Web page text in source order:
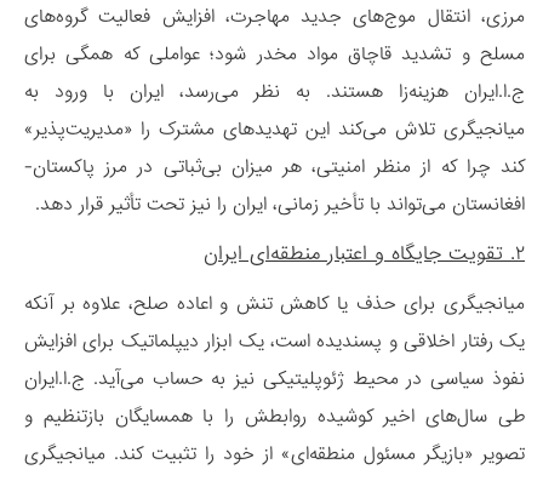
مرزی، انتقال موج‌های جدید مهاجرت، افزایش فعالیت گروه‌های
مسلح و تشدید قاچاق مواد مخدر شود؛ عواملی که همگی برای
ج.ا.ایران هزینه‌زا هستند. به نظر می‌رسد، ایران با ورود به
میانجیگری تلاش می‌کند این تهدیدهای مشترک را «مدیریت‌پذیر»
کند چرا که از منظر امنیتی، هر میزان بی‌ثباتی در مرز پاکستان-
افغانستان می‌تواند با تأخیر زمانی، ایران را نیز تحت تأثیر قرار دهد.
۲. تقویت جایگاه و اعتبار منطقه‌ای ایران
میانجیگری برای حذف یا کاهش تنش و اعاده صلح، علاوه بر آنکه
یک رفتار اخلاقی و پسندیده است، یک ابزار دیپلماتیک برای افزایش
نفوذ سیاسی در محیط ژئوپلیتیکی نیز به حساب می‌آید. ج.ا.ایران
طی سال‌های اخیر کوشیده روابطش را با همسایگان بازتنظیم و
تصویر «بازیگر مسئول منطقه‌ای» از خود را تثبیت کند. میانجیگری